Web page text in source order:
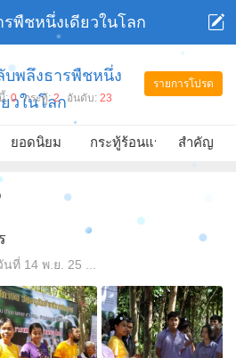
พืชหนึ่งเดียวในโลก
รายการโปรด
บพลึงธารพืชหนึ่ง
ยวในโลก
:0 กระทู้:2 อันดับ: 23
ยอดนิยม กระทู้ร้อนแรง สำคัญ
ที่ 14 พ.ย. 25 ...